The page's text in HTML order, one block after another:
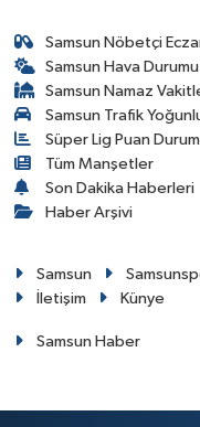
Samsun Nöbetçi
Samsun Hava Durumu
Samsun Namaz
Samsun Trafik
Süper Lig Puan
Tüm Manşetler
Son Dakika Haberleri
Haber Arşivi
Samsun
İletişim
Künye
Samsun Haber